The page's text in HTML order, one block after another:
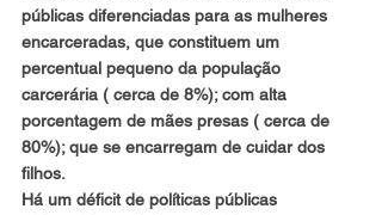
públicas diferenciadas para as mulheres
encarceradas, que constituem um
percentual pequeno da população
carcerária ( cerca de 8%); com alta
porcentagem de mães presas ( cerca de
80%); que se encarregam de cuidar dos
filhos.
Há um déficit de políticas públicas